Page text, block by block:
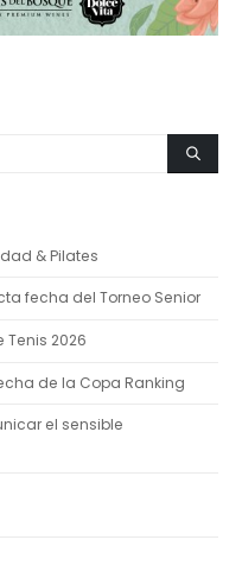
& Pilates
fecha del Torneo Senior
Tenis 2026
de la Copa Ranking
el sensible